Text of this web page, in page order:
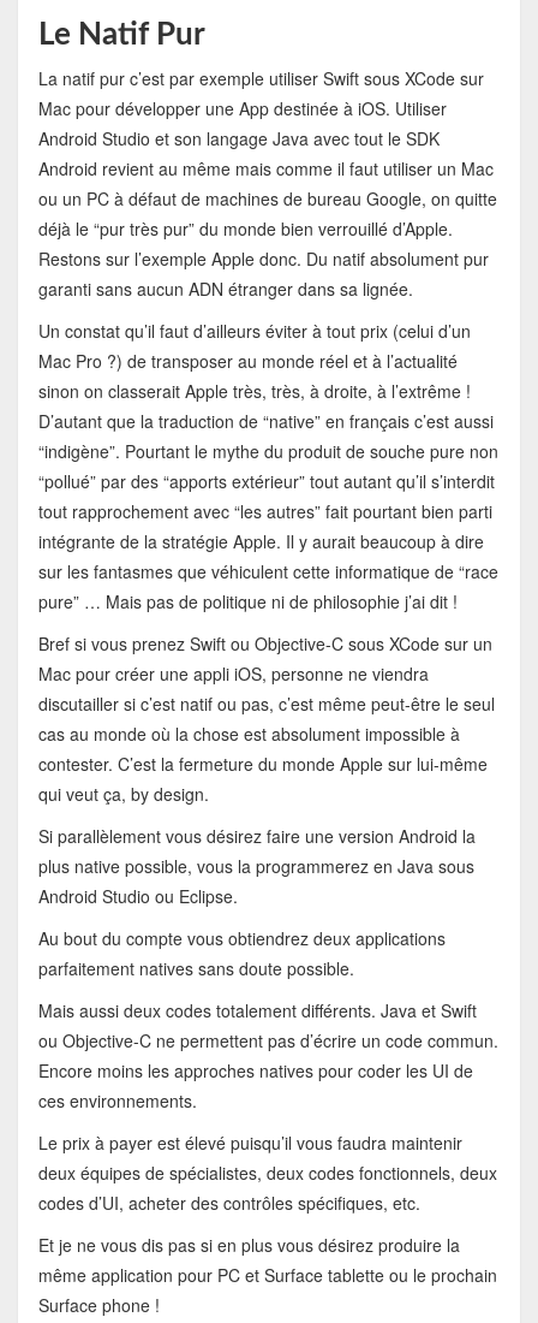
Le Natif Pur
La natif pur c’est par exemple utiliser Swift sous XCode sur
Mac pour développer une App destinée à iOS. Utiliser
Android Studio et son langage Java avec tout le SDK
Android revient au même mais comme il faut utiliser un Mac
ou un PC à défaut de machines de bureau Google, on quitte
déjà le “pur très pur” du monde bien verrouillé d’Apple.
Restons sur l’exemple Apple donc. Du natif absolument pur
garanti sans aucun ADN étranger dans sa lignée.
Un constat qu’il faut d’ailleurs éviter à tout prix (celui d’un
Mac Pro ?) de transposer au monde réel et à l’actualité
sinon on classerait Apple très, très, à droite, à l’extrême !
D’autant que la traduction de “native” en français c’est aussi
“indigène”. Pourtant le mythe du produit de souche pure non
“pollué” par des “apports extérieur” tout autant qu’il s’interdit
tout rapprochement avec “les autres” fait pourtant bien parti
intégrante de la stratégie Apple. Il y aurait beaucoup à dire
sur les fantasmes que véhiculent cette informatique de “race
pure” … Mais pas de politique ni de philosophie j’ai dit !
Bref si vous prenez Swift ou Objective-C sous XCode sur un
Mac pour créer une appli iOS, personne ne viendra
discutailler si c’est natif ou pas, c’est même peut-être le seul
cas au monde où la chose est absolument impossible à
contester. C’est la fermeture du monde Apple sur lui-même
qui veut ça, by design.
Si parallèlement vous désirez faire une version Android la
plus native possible, vous la programmerez en Java sous
Android Studio ou Eclipse.
Au bout du compte vous obtiendrez deux applications
parfaitement natives sans doute possible.
Mais aussi deux codes totalement différents. Java et Swift
ou Objective-C ne permettent pas d’écrire un code commun.
Encore moins les approches natives pour coder les UI de
ces environnements.
Le prix à payer est élevé puisqu’il vous faudra maintenir
deux équipes de spécialistes, deux codes fonctionnels, deux
codes d’UI, acheter des contrôles spécifiques, etc.
Et je ne vous dis pas si en plus vous désirez produire la
même application pour PC et Surface tablette ou le prochain
Surface phone !